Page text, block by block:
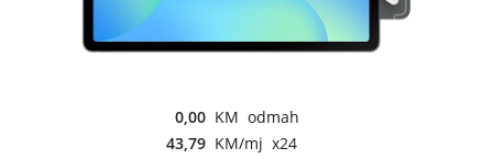
0,00 KM odmah
43,79 KM/mj x24